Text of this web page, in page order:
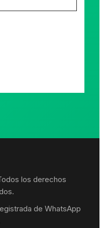
los derechos
de WhatsApp